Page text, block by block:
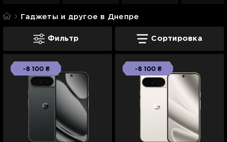
Гаджеты и другое в Днепре
Гаджеты и другое в Днепре
Фильтр Сортировка
-8 100 ₴ -8 100 ₴